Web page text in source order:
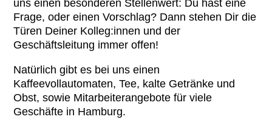
uns einen besonderen Stellenwert: Du hast eine
Frage, oder einen Vorschlag? Dann stehen Dir die
Türen Deiner Kolleg:innen und der
Geschäftsleitung immer offen!
Natürlich gibt es bei uns einen
Kaffeevollautomaten, Tee, kalte Getränke und
Obst, sowie Mitarbeiterangebote für viele
Geschäfte in Hamburg.